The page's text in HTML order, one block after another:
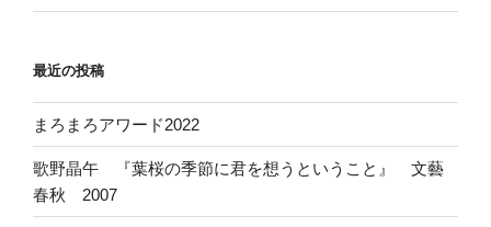
最近の投稿
まろまろアワード2022
歌野晶午 『葉桜の季節に君を想うということ』 文藝
春秋 2007